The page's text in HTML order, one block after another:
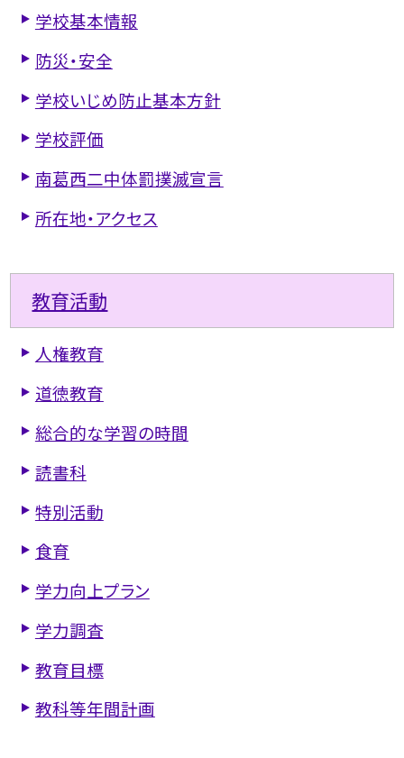
学校基本情報
防災・安全
学校いじめ防止基本方針
学校評価
南葛西二中体罰撲滅宣言
所在地・アクセス
教育活動
人権教育
道徳教育
総合的な学習の時間
読書科
特別活動
食育
学力向上プラン
学力調査
教育目標
教科等年間計画